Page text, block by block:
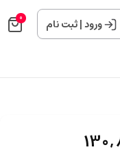
ورود|ثبت نام 0